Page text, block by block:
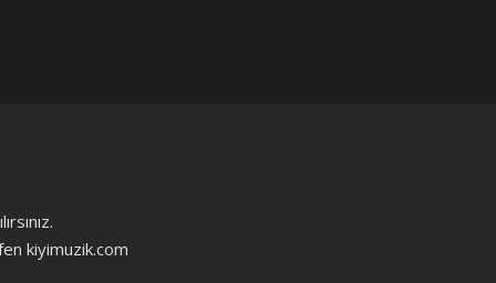
kiyimuzik.com